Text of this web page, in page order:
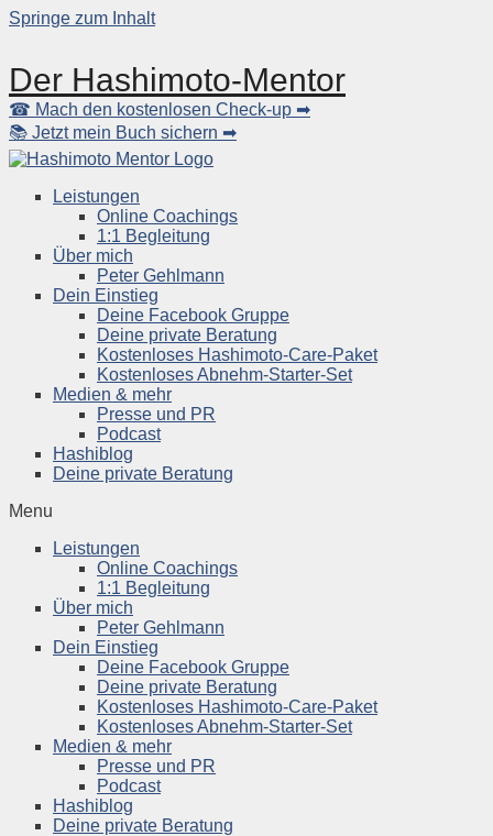
Springe zum Inhalt
Der Hashimoto-Mentor
☎ Mach den kostenlosen Check-up ➡
📚 Jetzt mein Buch sichern ➡
Leistungen
Online Coachings
1:1 Begleitung
Über mich
Peter Gehlmann
Dein Einstieg
Deine Facebook Gruppe
Deine private Beratung
Kostenloses Hashimoto-Care-Paket
Kostenloses Abnehm-Starter-Set
Medien & mehr
Presse und PR
Podcast
Hashiblog
Deine private Beratung
Menu
Leistungen
Online Coachings
1:1 Begleitung
Über mich
Peter Gehlmann
Dein Einstieg
Deine Facebook Gruppe
Deine private Beratung
Kostenloses Hashimoto-Care-Paket
Kostenloses Abnehm-Starter-Set
Medien & mehr
Presse und PR
Podcast
Hashiblog
Deine private Beratung